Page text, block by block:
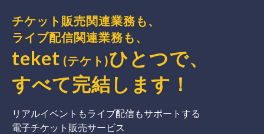
チケット販売関連業務も、
ライブ配信関連業務も、
teket (テケト)ひとつで、
すべて完結 します ！
リアルイベントもライブ配信もサポートする
電子チケット販売サービス